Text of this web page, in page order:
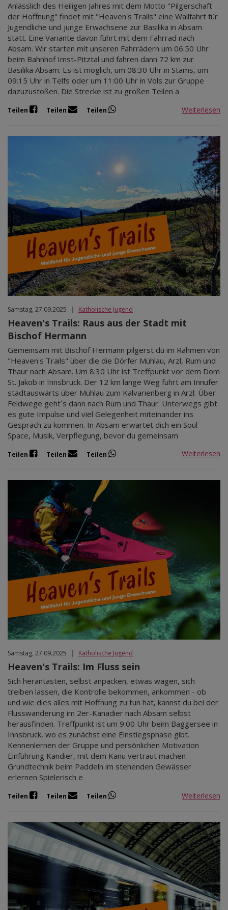
Anlässlich des Heiligen Jahres mit dem Motto "Pilgerschaft
der Hoffnung" findet mit "Heaven's Trails" eine Wallfahrt für
Jugendliche und junge Erwachsene zur Basilika in Absam
statt. Eine Variante davon führt mit dem Fahrrad nach
Absam. Wir starten mit unseren Fahrrädern um 06:50 Uhr
beim Bahnhof Imst-Pitztal und fahren dann 72 km zur
Basilika Absam. Es ist möglich, um 08:30 Uhr in Stams, um
09:15 Uhr in Telfs oder um 11:00 Uhr in Völs zur Gruppe
dazuzustoßen. Die Strecke ist zu großen Teilen a
Teilen Teilen Teilen Weiterlesen
Samstag, 27.09.2025 | Katholische Jugend
Heaven's Trails: Raus aus der Stadt mit
Bischof Hermann
Gemeinsam mit Bischof Hermann pilgerst du im Rahmen von
"Heaven's Trails" über die die Dörfer Mühlau, Arzl, Rum und
Thaur nach Absam. Um 8:30 Uhr ist Treffpunkt vor dem Dom
St. Jakob in Innsbruck. Der 12 km lange Weg führt am Innufer
stadtauswärts über Mühlau zum Kalvarienberg in Arzl. Über
Feldwege geht´s dann nach Rum und Thaur. Unterwegs gibt
es gute Impulse und viel Gelegenheit miteinander ins
Gespräch zu kommen. In Absam erwartet dich ein Soul
Space, Musik, Verpflegung, bevor du gemeinsam
Teilen Teilen Teilen Weiterlesen
Samstag, 27.09.2025 | Katholische Jugend
Heaven's Trails: Im Fluss sein
Sich herantasten, selbst anpacken, etwas wagen, sich
treiben lassen, die Kontrolle bekommen, ankommen - ob
und wie dies alles mit Hoffnung zu tun hat, kannst du bei der
Flusswanderung im 2er-Kanadier nach Absam selbst
herausfinden. Treffpunkt ist um 9:00 Uhr beim Baggersee in
Innsbruck, wo es zunächst eine Einstiegsphase gibt.
Kennenlernen der Gruppe und persönlichen Motivation
Einführung Kandier, mit dem Kanu vertraut machen
Grundtechnik beim Paddeln im stehenden Gewässer
erlernen Spielerisch e
Teilen Teilen Teilen Weiterlesen